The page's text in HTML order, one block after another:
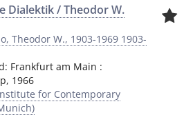
Dialektik / Theodor W.
Theodor W., 1903-1969 1903-
Frankfurt am Main :
, 1966
for Contemporary